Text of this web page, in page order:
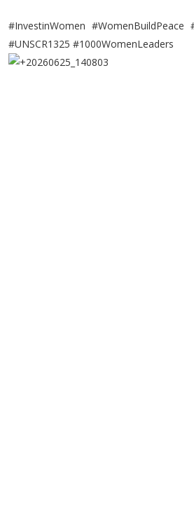
#InvestinWomen #WomenBuildPeace
#UNSCR1325 #1000WomenLeaders